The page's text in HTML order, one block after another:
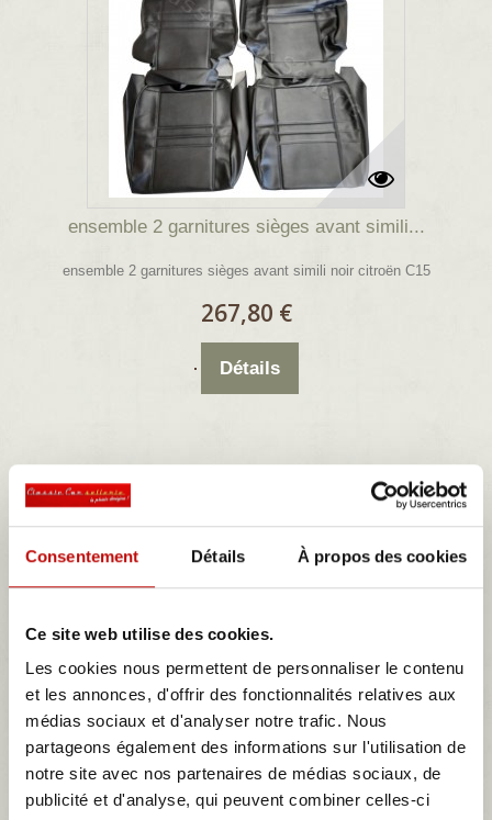
Consentement Détails À propos des cookies
Ce site web utilise des cookies.
Les cookies nous permettent de personnaliser le contenu
et les annonces, d'offrir des fonctionnalités relatives aux
médias sociaux et d'analyser notre trafic. Nous
partageons également des informations sur l'utilisation de
notre site avec nos partenaires de médias sociaux, de
publicité et d'analyse, qui peuvent combiner celles-ci
ensemble 2 garnitures sièges avant simili...
ensemble 2 garnitures sièges avant simili noir citroën C15
267,80 €
Détails